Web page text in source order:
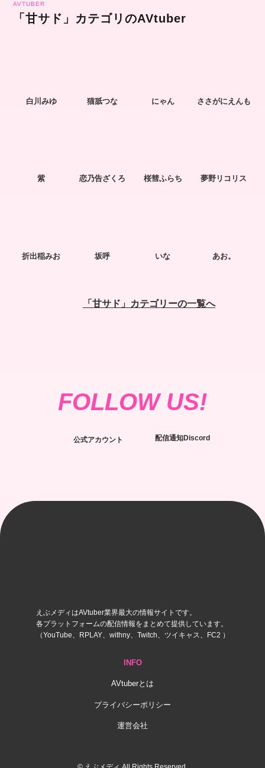
AVTUBER
「甘サド」カテゴリのAVtuber
白川みゆ 猫舐つな にゃん ささがにえんも
紫 恋乃告ざくろ 桜彗ふらち 夢野リコリス
折出稲みお 坂呼 いな あお。
「甘サド」カテゴリーの一覧へ
FOLLOW US!
公式アカウント 配信通知Discord
えぶメディはAVtuber業界最大の情報サイトです。
各プラットフォームの配信情報をまとめて提供しています。
（YouTube、RPLAY、withny、Twitch、ツイキャス、FC2 ）
INFO
AVtuberとは
プライバシーポリシー
運営会社